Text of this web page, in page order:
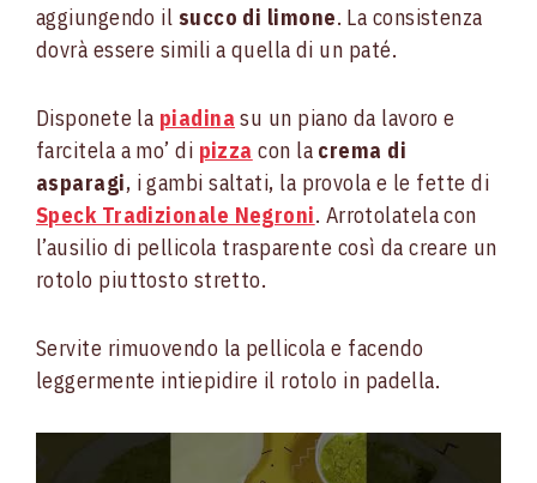
aggiungendo il succo di limone. La consistenza
dovrà essere simili a quella di un paté.
Disponete la piadina su un piano da lavoro e
farcitela a mo’ di pizza con la crema di
asparagi, i gambi saltati, la provola e le fette di
Speck Tradizionale Negroni. Arrotolatela con
l’ausilio di pellicola trasparente così da creare un
rotolo piuttosto stretto.
Servite rimuovendo la pellicola e facendo
leggermente intiepidire il rotolo in padella.